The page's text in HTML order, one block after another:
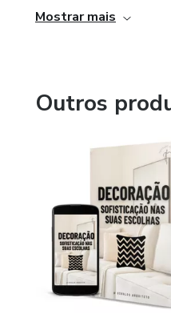
Vamos trabalhar juntos
Mostrar mais
Outros